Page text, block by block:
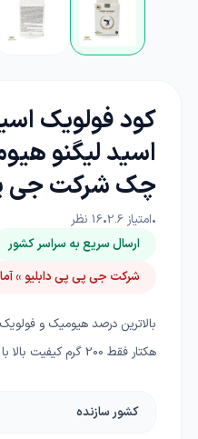
کود فولویک
چک شرکت جی
•امتیاز 2.6
•
16 نظر
ارسال سریع به سراسر کشور
شرکت جی پی پی دابلیو »
بالاترین درصد هیومیک و
هکتار فقط 200 گرم کیفیت بالا با میزان مصرف بسیار کم
کشور سازنده